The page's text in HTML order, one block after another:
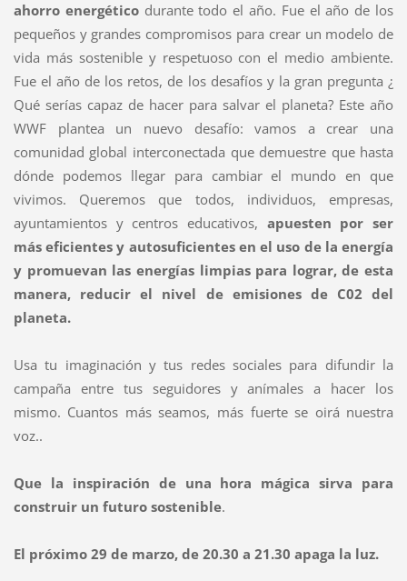
ahorro energéticodurante todo el año. Fue el año de los
pequeños y grandes compromisos para crear un modelo de
vida más sostenible y respetuoso con el medio ambiente.
Fue el año de los retos, de los desafíos y la gran pregunta ¿
Qué serías capaz de hacer para salvar el planeta? Este año
WWF plantea un nuevo desafío: vamos a crear una
comunidad global interconectada que demuestre que hasta
dónde podemos llegar para cambiar el mundo en que
vivimos. Queremos que todos, individuos, empresas,
ayuntamientos y centros educativos, apuesten por ser
más eficientes y autosuficientes en el uso de la energía
y promuevan las energías limpias para lograr, de esta
manera, reducir el nivel de emisiones de C02 del
planeta.
Usa tu imaginación y tus redes sociales para difundir la
campaña entre tus seguidores y anímales a hacer los
mismo. Cuantos más seamos, más fuerte se oirá nuestra
voz..
Que la inspiración de una hora mágica sirva para
construir un futuro sostenible.
El próximo 29 de marzo, de 20.30 a 21.30 apaga la luz.